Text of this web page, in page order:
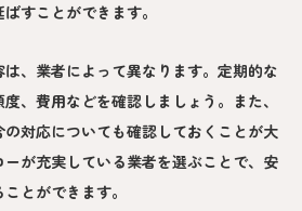
すことができます。
、業者によって異なります。定期的な
、費用などを確認しましょう。また、
の対応についても確認しておくことが大
が充実している業者を選ぶことで、安
とができます。